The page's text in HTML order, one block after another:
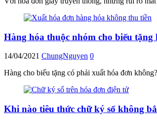
Hàng hóa thuộc nhóm cho biếu
14/04/2021 ChungNguyen 0
Hàng cho biếu tặng có phải xuất hóa đơn
Khi nào tiêu thức chữ ký số không